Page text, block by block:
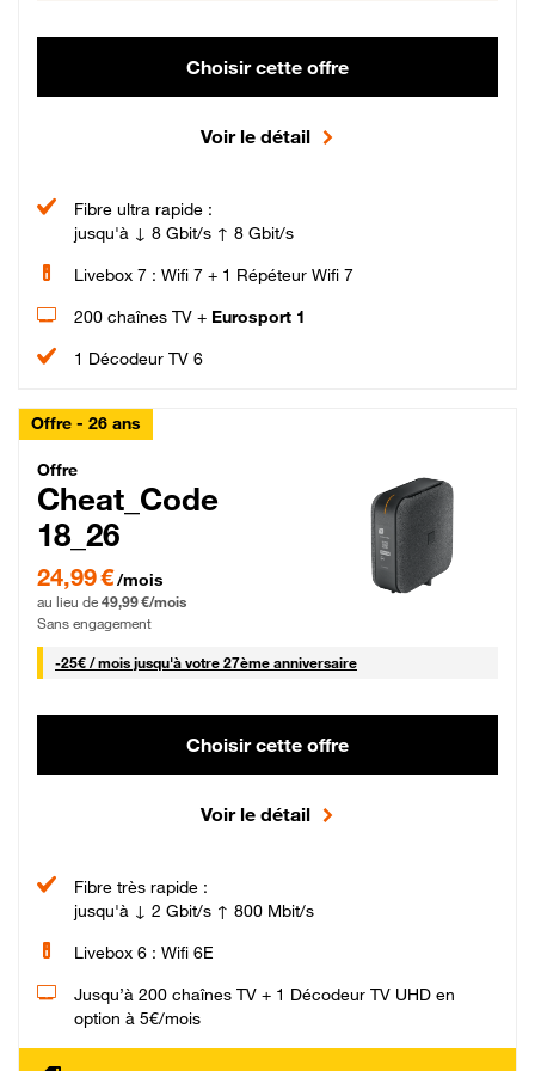
Choisir cette offre
Voir le détail
Fibre ultra rapide :
jusqu'à ↓ 8 Gbit/s ↑ 8 Gbit/s
Livebox 7 : Wifi 7 + 1 Répéteur Wifi 7
200 chaînes TV + Eurosport 1
1 Décodeur TV 6
Offre - 26 ans
Cheat_Code Fibre_18_26
Offre
Cheat_Code
18_26
24,99 € par mois pendant 0 mois puis 49,99 € par mois, Sans engagement
24,99 €/mois
au lieu de 49,99 €/mois
Sans engagement
-25€ / mois25 € par mois
jusqu'à votre 27ème anniversaire
Choisir cette offre
Voir le détail
Fibre très rapide :
jusqu'à ↓ 2 Gbit/s ↑ 800 Mbit/s
Livebox 6 : Wifi 6E
Jusqu’à 200 chaînes TV + 1 Décodeur TV UHD en
option à 5€/mois